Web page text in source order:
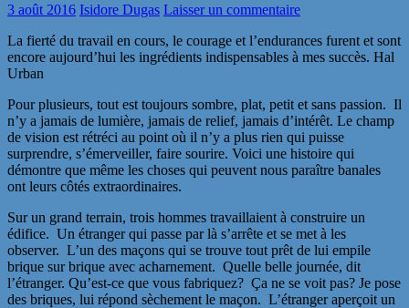
3 août 2016 Isidore Dugas Laisser un commentaire
La fierté du travail en cours, le courage et l’endurances furent et sont
encore aujourd’hui les ingrédients indispensables à mes succès. Hal
Urban
Pour plusieurs, tout est toujours sombre, plat, petit et sans passion. Il
n’y a jamais de lumière, jamais de relief, jamais d’intérêt. Le champ
de vision est rétréci au point où il n’y a plus rien qui puisse
surprendre, s’émerveiller, faire sourire. Voici une histoire qui
démontre que même les choses qui peuvent nous paraître banales
ont leurs côtés extraordinaires.
Sur un grand terrain, trois hommes travaillaient à construire un
édifice. Un étranger qui passe par là s’arrête et se met à les
observer. L’un des maçons qui se trouve tout prêt de lui empile
brique sur brique avec acharnement. Quelle belle journée, dit
l’étranger. Qu’est-ce que vous fabriquez? Ça ne se voit pas? Je pose
des briques, lui répond sèchement le maçon. L’étranger aperçoit un